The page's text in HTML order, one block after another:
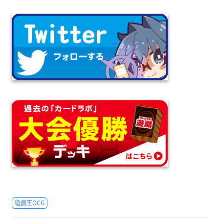
遊戯王OCG